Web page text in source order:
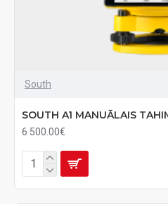
South
SOUTH A1 MANUĀLAIS
6 500.00€